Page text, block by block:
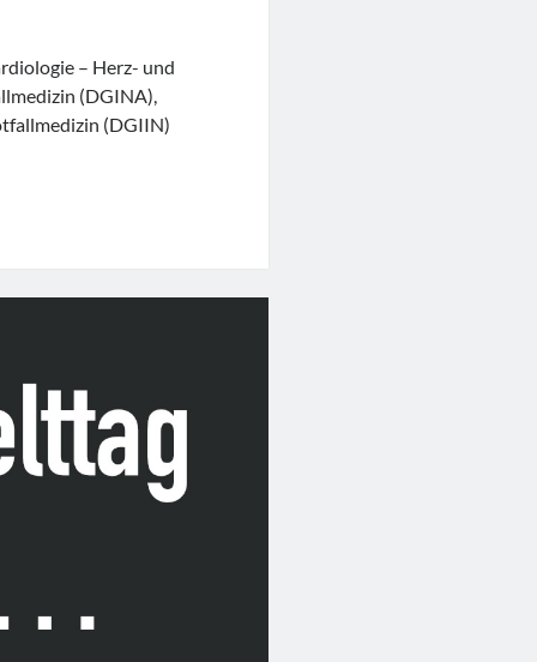
– Herz- und
(DGINA),
(DGIIN)